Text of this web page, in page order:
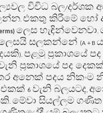
විවිධ බල/දර්ශක
එකතු කිරීමේ හෝ
ලෙස හැඳින්වෙනවා
සලකන්නේ (A + B
). පළමු ප්‍රකාශයේ
ප්‍රකාශයේ පද
අනෙක් පදය නිකංම
6 වැනි බලයටද
මේවා සියල්ලම ගණිත